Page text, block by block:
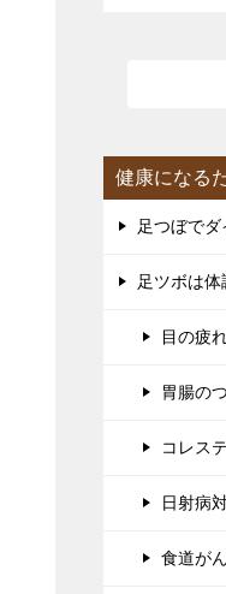
健康になる
足つぼで
足ツボは体
目の疲
胃腸の
コレス
日射病
食道が